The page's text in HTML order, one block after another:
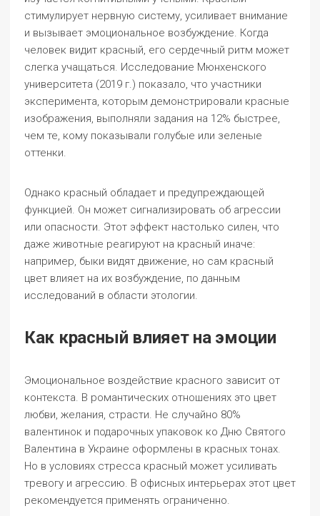
стимулирует нервную систему, усиливает внимание
и вызывает эмоциональное возбуждение. Когда
человек видит красный, его сердечный ритм может
слегка учащаться. Исследование Мюнхенского
университета (2019 г.) показало, что участники
эксперимента, которым демонстрировали красные
изображения, выполняли задания на 12% быстрее,
чем те, кому показывали голубые или зеленые
оттенки.
Однако красный обладает и предупреждающей
функцией. Он может сигнализировать об агрессии
или опасности. Этот эффект настолько силен, что
даже животные реагируют на красный иначе:
например, быки видят движение, но сам красный
цвет влияет на их возбуждение, по данным
исследований в области этологии.
Как красный влияет на эмоции
Эмоциональное воздействие красного зависит от
контекста. В романтических отношениях это цвет
любви, желания, страсти. Не случайно 80%
валентинок и подарочных упаковок ко Дню Святого
Валентина в Украине оформлены в красных тонах.
Но в условиях стресса красный может усиливать
тревогу и агрессию. В офисных интерьерах этот цвет
рекомендуется применять ограниченно.